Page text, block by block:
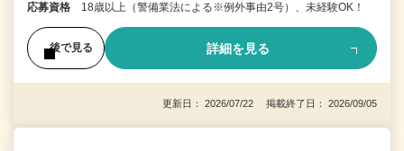
応募資格 18歳以上（警備業法による※例外事由2号）、未経験OK！
後で見る 詳細を見る
更新日： 2026/07/22 掲載終了日： 2026/09/05